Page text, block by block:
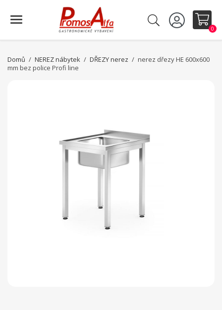
0
Domů NEREZ nábytek DŘEZY nerez
nerez dřezy HE 600x600
mm bez police Profi line